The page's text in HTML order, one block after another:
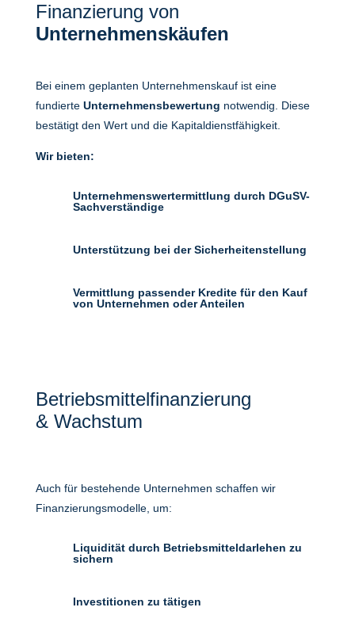
Finanzierung von
Unternehmenskäufen
Bei einem geplanten Unternehmenskauf ist eine
fundierte Unternehmensbewertung notwendig. Diese
bestätigt den Wert und die Kapitaldienstfähigkeit.
Wir bieten:
Unternehmenswertermittlung durch DGuSV-
Sachverständige
Unterstützung bei der Sicherheitenstellung
Vermittlung passender Kredite für den Kauf
von Unternehmen oder Anteilen
Betriebsmittelfinanzierung
& Wachstum
Auch für bestehende Unternehmen schaffen wir
Finanzierungsmodelle, um:
Liquidität durch Betriebsmitteldarlehen zu
sichern
Investitionen zu tätigen